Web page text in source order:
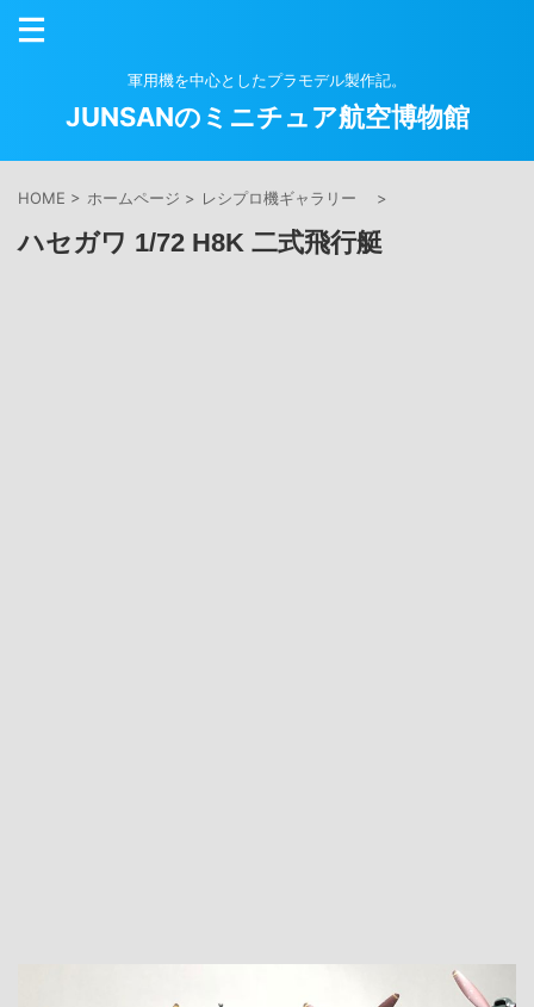
軍用機を中心としたプラモデル製作記。
JUNSANのミニチュア航空博物館
HOME > ホームページ > レシプロ機ギャラリー >
ハセガワ 1/72 H8K 二式飛行艇